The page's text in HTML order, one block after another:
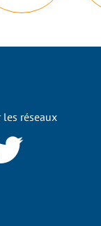
les réseaux